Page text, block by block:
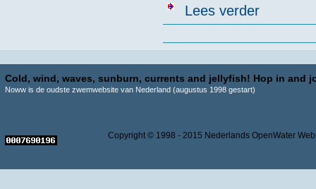
Lees verderover Open
Cold, wind, waves, sunburn, currents and jellyfish! Hop in and
Noww is de oudste zwemwebsite van Nederland (augustus 1998 gestart)
Copyright © 1998 - 2015 Nederlands OpenWater